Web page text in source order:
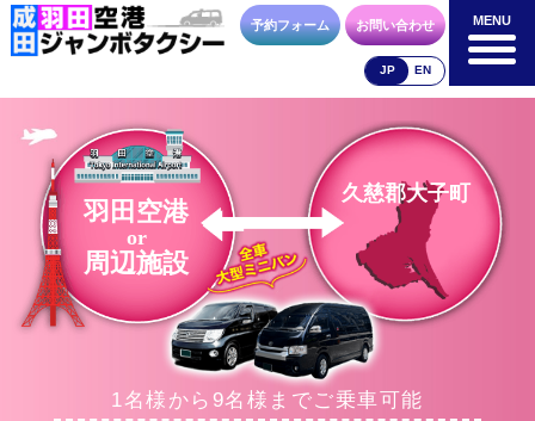
MENU
成田空港
料金表
空港送迎以外
料金表
車種・荷物 お支払方法 合流方法
お問合せ 予約フォーム
予約フォーム お問い合わせ
JP EN
MENU
羽田空港
or
周辺施設
久慈郡大子町
1名様から9名様までご乗車可能